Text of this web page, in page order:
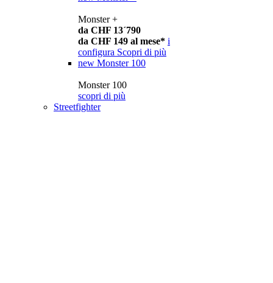
Monster +
da CHF 13´790
da CHF 149 al mese* i
configura Scopri di più
new Monster 100
Monster 100
scopri di più
Streetfighter